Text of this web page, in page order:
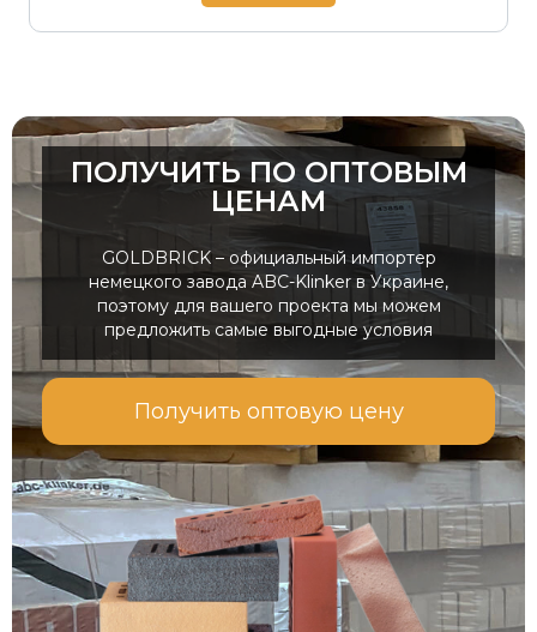
ПОЛУЧИТЬ ПО ОПТОВЫМ
ЦЕНАМ
GOLDBRICK – официальный импортер
немецкого завода ABC-Klinker в Украине,
поэтому для вашего проекта мы можем
предложить самые выгодные условия
Получить оптовую цену